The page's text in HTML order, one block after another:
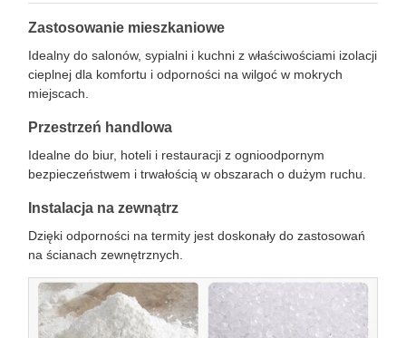
Zastosowanie mieszkaniowe
Idealny do salonów, sypialni i kuchni z właściwościami izolacji
cieplnej dla komfortu i odporności na wilgoć w mokrych
miejscach.
Przestrzeń handlowa
Idealne do biur, hoteli i restauracji z ognioodpornym
bezpieczeństwem i trwałością w obszarach o dużym ruchu.
Instalacja na zewnątrz
Dzięki odporności na termity jest doskonały do zastosowań
na ścianach zewnętrznych.